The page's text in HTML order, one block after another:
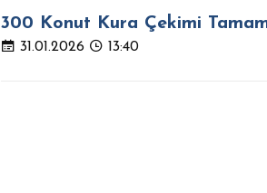
300 Konut Kura Çekimi
31.01.2026 13:40